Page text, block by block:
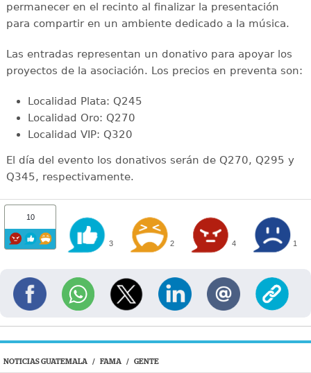
permanecer en el recinto al finalizar la presentación
para compartir en un ambiente dedicado a la música.
Las entradas representan un donativo para apoyar los
proyectos de la asociación. Los precios en preventa son:
Localidad Plata: Q245
Localidad Oro: Q270
Localidad VIP: Q320
El día del evento los donativos serán de Q270, Q295 y
Q345, respectivamente.
10
3 2 4 1
NOTICIAS GUATEMALA / FAMA / GENTE